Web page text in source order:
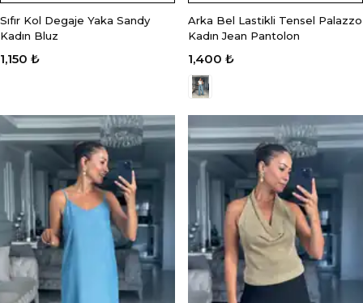
Sıfır Kol Degaje Yaka Sandy
Kadın Bluz
1,150 ₺
Arka Bel Lastikli Tensel Palazzo
Kadın Jean Pantolon
1,400 ₺